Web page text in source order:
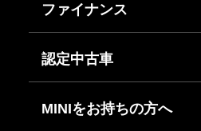
ファイナンス
認定中古車
MINIをお持ちの方へ